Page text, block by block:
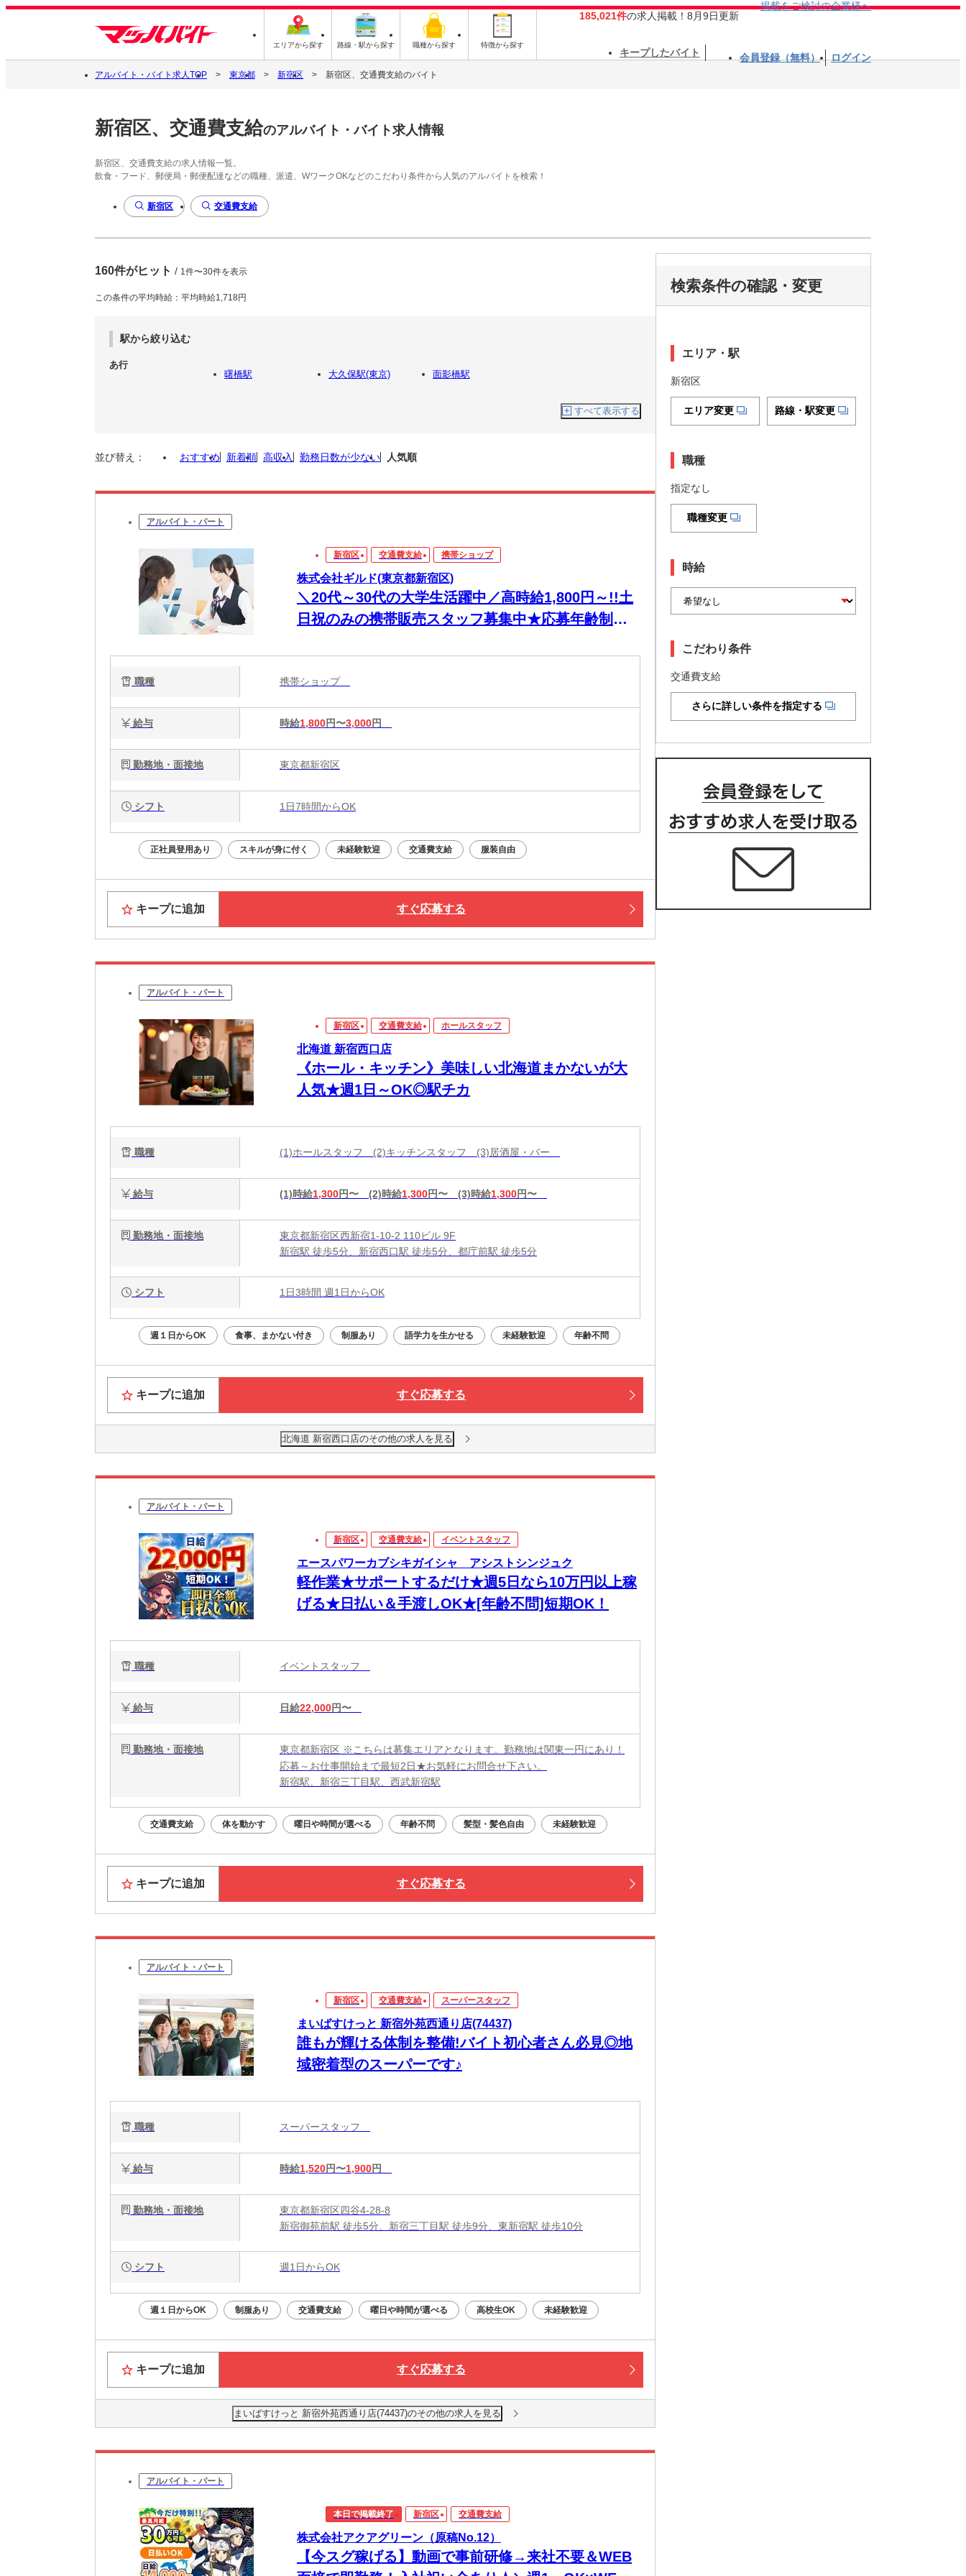
エリアから探す 路線・駅から探す 職種から探す 特徴から探す
185,021件の求人掲載！8月9日更新
掲載をご検討の企業様へ
キープしたバイト 会員登録（無料） ログイン
アルバイト・バイト求人TOP 東京都 新宿区 新宿区、交通費支給のバイト
新宿区、交通費支給のアルバイト・バイト求人情報
新宿区、交通費支給の求人情報一覧。
飲食・フード、郵便局・郵便配達などの職種、派遣、WワークOKなどのこだわり条件から人気のアルバイトを検索！
新宿区 交通費支給
160件がヒット / 1件〜30件を表示
この条件の平均時給：平均時給1,718円
駅から絞り込む
あ行
曙橋駅
大久保駅(東京) 面影橋駅
すべて表示する
並び替え： おすすめ 新着順 高収入 勤務日数が少ない 人気順
アルバイト・パート
新宿区 交通費支給 携帯ショップ
株式会社ギルド(東京都新宿区)
＼20代～30代の大学生活躍中／高時給1,800円～!!土
日祝のみの携帯販売スタッフ募集中★応募年齢制限
職種 携帯ショップ
給与 時給1,800円〜3,000円
勤務地・面接地 東京都新宿区
シフト 1日7時間からOK
正社員登用あり スキルが身に付く 未経験歓迎 交通費支給 服装自由
キープに追加 すぐ応募する
アルバイト・パート
新宿区 交通費支給 ホールスタッフ
北海道 新宿西口店
《ホール・キッチン》美味しい北海道まかないが大
人気★週1日～OK◎駅チカ
職種 (1)ホールスタッフ (2)キッチンスタッフ (3)居酒屋・バー
給与 (1)時給1,300円〜 (2)時給1,300円〜 (3)時給1,300円〜
勤務地・面接地
東京都新宿区西新宿1-10-2 110ビル 9F
新宿駅 徒歩5分、新宿西口駅 徒歩5分、都庁前駅 徒歩5分
シフト 1日3時間 週1日からOK
週１日からOK 食事、まかない付き 制服あり 語学力を生かせる 未経験歓迎 年齢不問
キープに追加 すぐ応募する
北海道 新宿西口店のその他の求人を見る
アルバイト・パート
新宿区 交通費支給 イベントスタッフ
エースパワーカブシキガイシャ アシストシンジュク
軽作業★サポートするだけ★週5日なら10万円以上稼
げる★日払い＆手渡しOK★[年齢不問]短期OK！
職種 イベントスタッフ
給与 日給22,000円〜
勤務地・面接地
東京都新宿区 ※こちらは募集エリアとなります。勤務地は関東一円にあり！
応募～お仕事開始まで最短2日★お気軽にお問合せ下さい。
新宿駅、新宿三丁目駅、西武新宿駅
交通費支給 体を動かす 曜日や時間が選べる 年齢不問 髪型・髪色自由 未経験歓迎
キープに追加 すぐ応募する
アルバイト・パート
新宿区 交通費支給 スーパースタッフ
まいばすけっと 新宿外苑西通り店(74437)
誰もが輝ける体制を整備!バイト初心者さん必見◎地
域密着型のスーパーです♪
職種 スーパースタッフ
給与 時給1,520円〜1,900円
勤務地・面接地
東京都新宿区四谷4-28-8
新宿御苑前駅 徒歩5分、新宿三丁目駅 徒歩9分、東新宿駅 徒歩10分
シフト 週1日からOK
週１日からOK 制服あり 交通費支給 曜日や時間が選べる 高校生OK 未経験歓迎
キープに追加 すぐ応募する
まいばすけっと 新宿外苑西通り店(74437)のその他の求人を見る
アルバイト・パート
本日で掲載終了 新宿区 交通費支給
株式会社アクアグリーン（原稿No.12）
【今スグ稼げる】動画で事前研修→来社不要＆WEB
検索条件の確認・変更
エリア・駅
新宿区
エリア変更 路線・駅変更
職種
指定なし
職種変更
時給
こだわり条件
交通費支給
さらに詳しい条件を指定する